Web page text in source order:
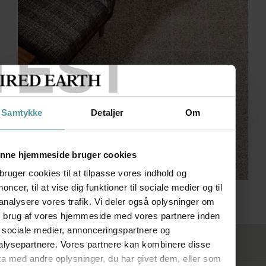
Samtykke Detaljer Om
hjemmeside bruger cookies
cookies til at tilpasse vores indhold og
til at vise dig funktioner til sociale medier og til
vores trafik. Vi deler også oplysninger om
brug af vores hjemmeside med vores partnere inden
medier, annonceringspartnere og
Vores partnere kan kombinere disse
med andre oplysninger, du har givet dem, eller som
Terrazzo
FØLG OS